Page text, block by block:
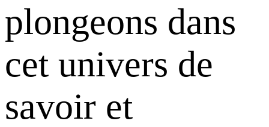
plongeons dans
cet univers de
savoir et